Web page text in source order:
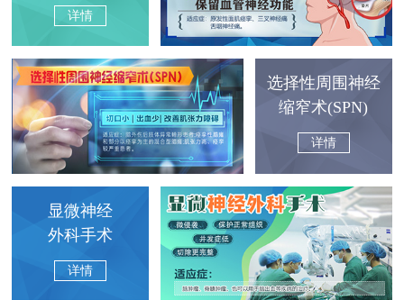
详情
选择性周围神经
缩窄术(SPN)
详情
显微神经
外科手术
详情